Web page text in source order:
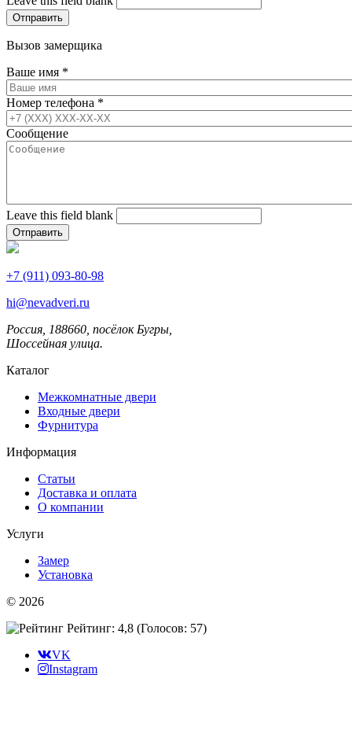
Вызов замерщика
Ваше имя *
Номер телефона *
Сообщение
Leave this field blank
+7 (911) 093-80-98
hi@nevadveri.ru
Россия, 188660, посёлок Бугры,
Шоссейная улица.
Каталог
Межкомнатные двери
Входные двери
Фурнитура
Информация
Статьи
Доставка и оплата
О компании
Услуги
Замер
Установка
© 2026
Рейтинг: 4,8 (Голосов: 57)
VK
Instagram